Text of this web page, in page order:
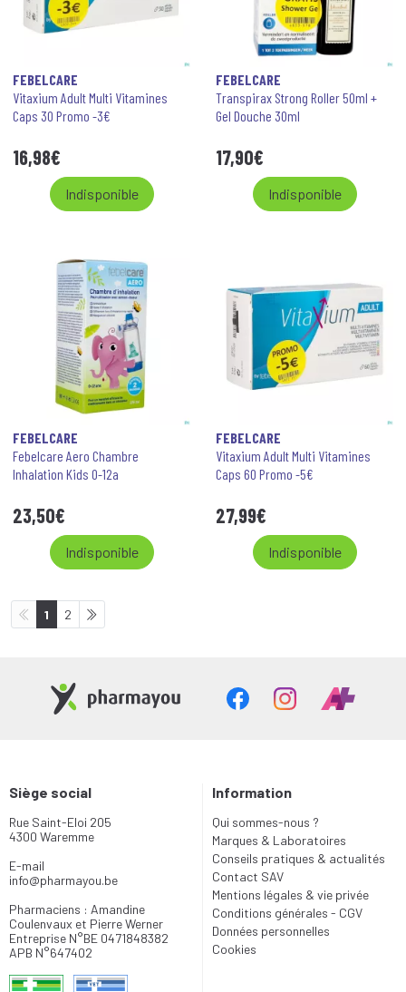
FEBELCARE
Vitaxium Adult Multi Vitamines
Caps 30 Promo -3€
16,98€
Indisponible
FEBELCARE
Transpirax Strong Roller 50ml +
Gel Douche 30ml
17,90€
Indisponible
FEBELCARE
Febelcare Aero Chambre
Inhalation Kids 0-12a
23,50€
Indisponible
FEBELCARE
Vitaxium Adult Multi Vitamines
Caps 60 Promo -5€
27,99€
Indisponible
1 2
Siège social
Rue Saint-Eloi 205
4300 Waremme
E-mail
info@pharmayou.be
Pharmaciens : Amandine
Coulenvaux et Pierre Werner
Entreprise N°BE 0471848382
APB N°647402
Information
Qui sommes-nous ?
Marques & Laboratoires
Conseils pratiques & actualités
Contact SAV
Mentions légales & vie privée
Conditions générales - CGV
Données personnelles
Cookies